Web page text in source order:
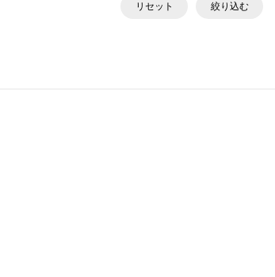
リセット 絞り込む